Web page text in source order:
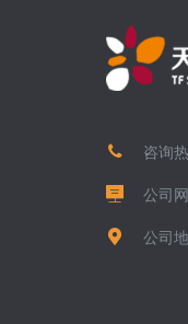
咨询
公司
公司